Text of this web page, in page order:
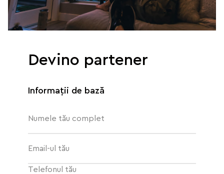
Devino partener
Informații de bază
Numele tău complet
Email-ul tău
Telefonul tău